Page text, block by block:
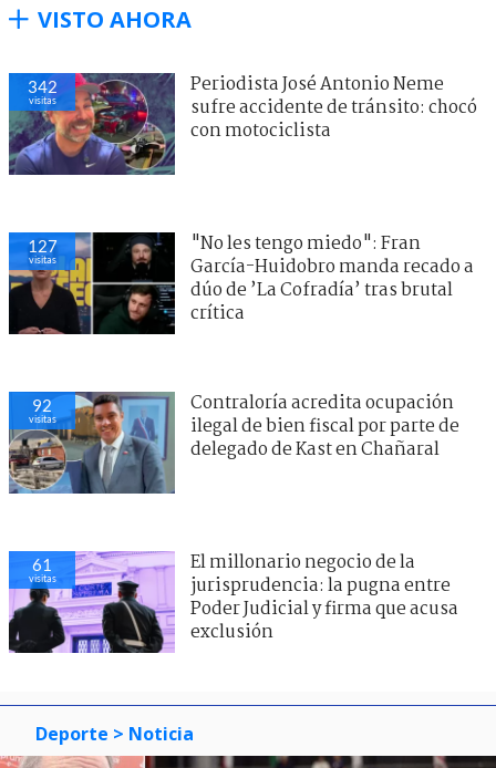
VISTO AHORA
342
visitas
Periodista José Antonio Neme
sufre accidente de tránsito: chocó
con motociclista
127
visitas
"No les tengo miedo": Fran
García-Huidobro manda recado a
dúo de ’La Cofradía’ tras brutal
crítica
92
visitas
Contraloría acredita ocupación
ilegal de bien fiscal por parte de
delegado de Kast en Chañaral
61
visitas
El millonario negocio de la
jurisprudencia: la pugna entre
Poder Judicial y firma que acusa
exclusión
Deporte > Noticia